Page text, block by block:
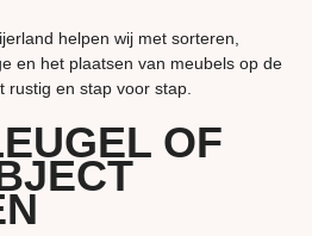
helpen wij met sorteren,
en het plaatsen van meubels op de
rustig en stap voor stap.
OF